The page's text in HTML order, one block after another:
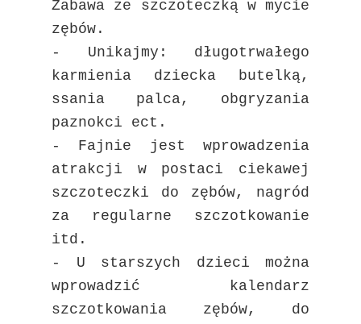
Zabawa ze szczoteczką w mycie
zębów.
- Unikajmy: długotrwałego
karmienia dziecka butelką,
ssania palca, obgryzania
paznokci ect.
- Fajnie jest wprowadzenia
atrakcji w postaci ciekawej
szczoteczki do zębów, nagród
za regularne szczotkowanie
itd.
- U starszych dzieci można
wprowadzić kalendarz
szczotkowania zębów, do